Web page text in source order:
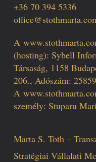
+36 70 394 5336
A
(hosting): Sybell
Társaság, 1158
206., Adószám:
A
személy: Stuparu
Marta S. Toth –
Stratégiai Vállalati